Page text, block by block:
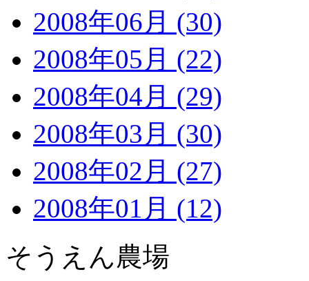
2008年06月 (30)
2008年05月 (22)
2008年04月 (29)
2008年03月 (30)
2008年02月 (27)
2008年01月 (12)
そうえん農場